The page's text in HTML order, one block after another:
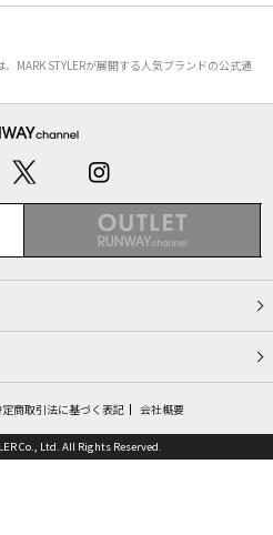
MARK STYLERが展開する人気ブランドの公式通
商取引法に基づく表記 会社概要
Co., Ltd. All Rights Reserved.